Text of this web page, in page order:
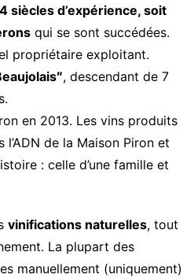
4 siècles d’expérience, soit
qui se sont succédées.
propriétaire exploitant.
, descendant de 7
en 2013. Les vins produits
l’ADN de la Maison Piron et
: celle d’une famille et
vinifications naturelles, tout
La plupart des
manuellement (uniquement)